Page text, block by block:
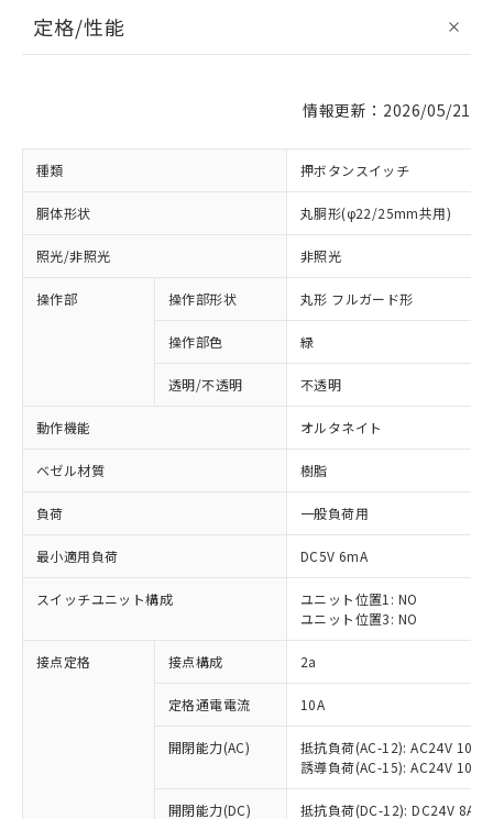
定格/性能
情報更新：2026/05/21
種類 押ボタンスイッチ
胴体形状 丸胴形(φ22/25mm共用)
照光/非照光 非照光
操作部 操作部形状 丸形 フルガード形
操作部色 緑
透明/不透明 不透明
動作機能 オルタネイト
ベゼル材質 樹脂
負荷 一般負荷用
最小適用負荷 DC5V 6mA
スイッチユニット構成
ユニット位置1: NO
ユニット位置3: NO
接点定格 接点構成 2a
定格通電電流 10A
開閉能力(AC)
抵抗負荷(AC-12): AC24V 10A/
誘導負荷(AC-15): AC24V
開閉能力(DC) 抵抗負荷(DC-12): DC24V 8A/
ご利用条件
※1 対応状況
対応済み：EU RoHS指令（10物質）の
非含有に対応した製品が提供可能な商品で
対応予定：EU RoHS指令（10物質）の非含
有に対応した製品に切り替える予定のある